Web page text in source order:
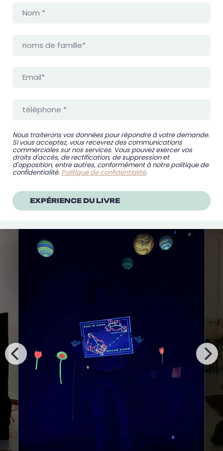
Nous traiterons vos données pour répondre à votre demande.
Si vous acceptez, vous recevrez des communications
commerciales sur nos services. Vous pouvez exercer vos
droits d'accès, de rectification, de suppression et
d'opposition, entre autres, conformément à notre politique de
confidentialité. Politique de confidentialité.
EXPÉRIENCE DU LIVRE